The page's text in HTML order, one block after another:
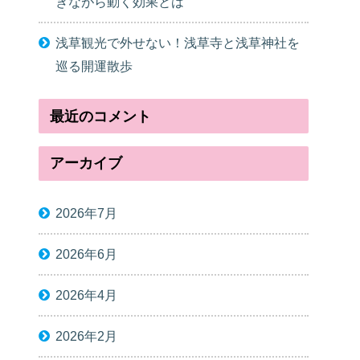
浅草観光で外せない！浅草寺と浅草神社を
巡る開運散歩
最近のコメント
アーカイブ
2026年7月
2026年6月
2026年4月
2026年2月